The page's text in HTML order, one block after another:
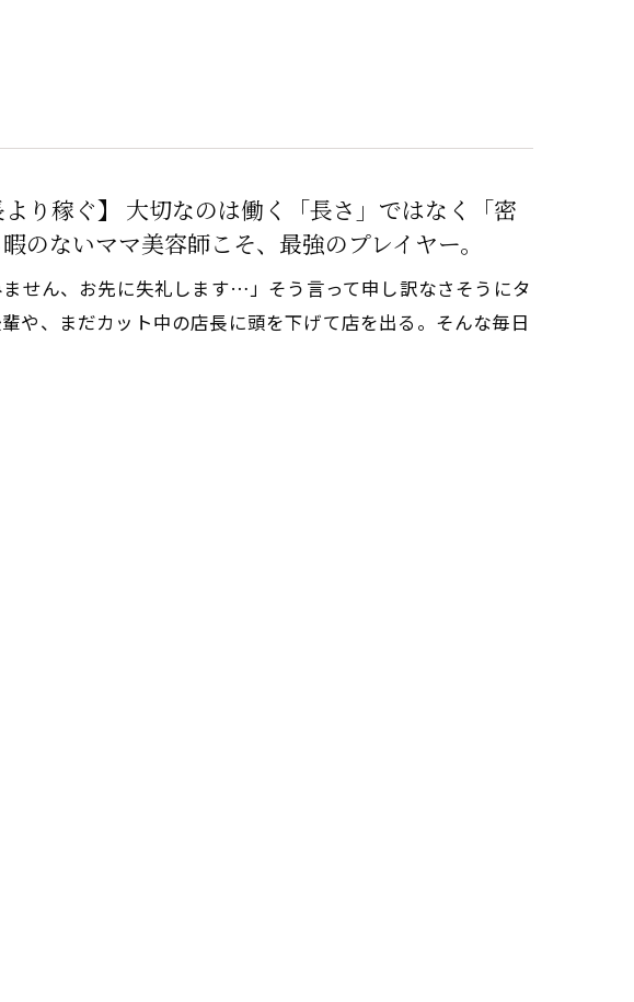
より稼ぐ】 大切なのは働く「長さ」ではなく「密
のないママ美容師こそ、最強のプレイヤー。
せん、お先に失礼します…」そう言って申し訳なさそうにタ
や、まだカット中の店長に頭を下げて店を出る。そんな毎日